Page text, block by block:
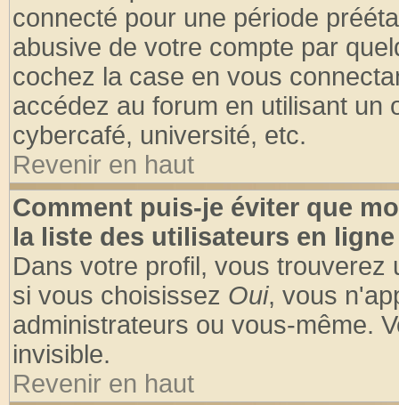
connecté pour une période
abusive de votre compte par
cochez la case en vous
accédez au forum en utilisant un
cybercafé, université, etc.
Revenir en haut
Comment puis-je éviter que
la liste des utilisateurs en
Dans votre profil, vous trouverez
si vous choisissez Oui, vous
administrateurs ou vous-même.
invisible.
Revenir en haut